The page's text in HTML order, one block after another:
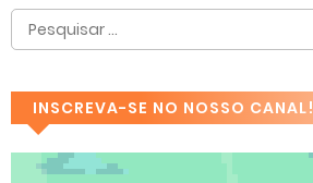
INSCREVA-SE NO NOSSO CANAL!